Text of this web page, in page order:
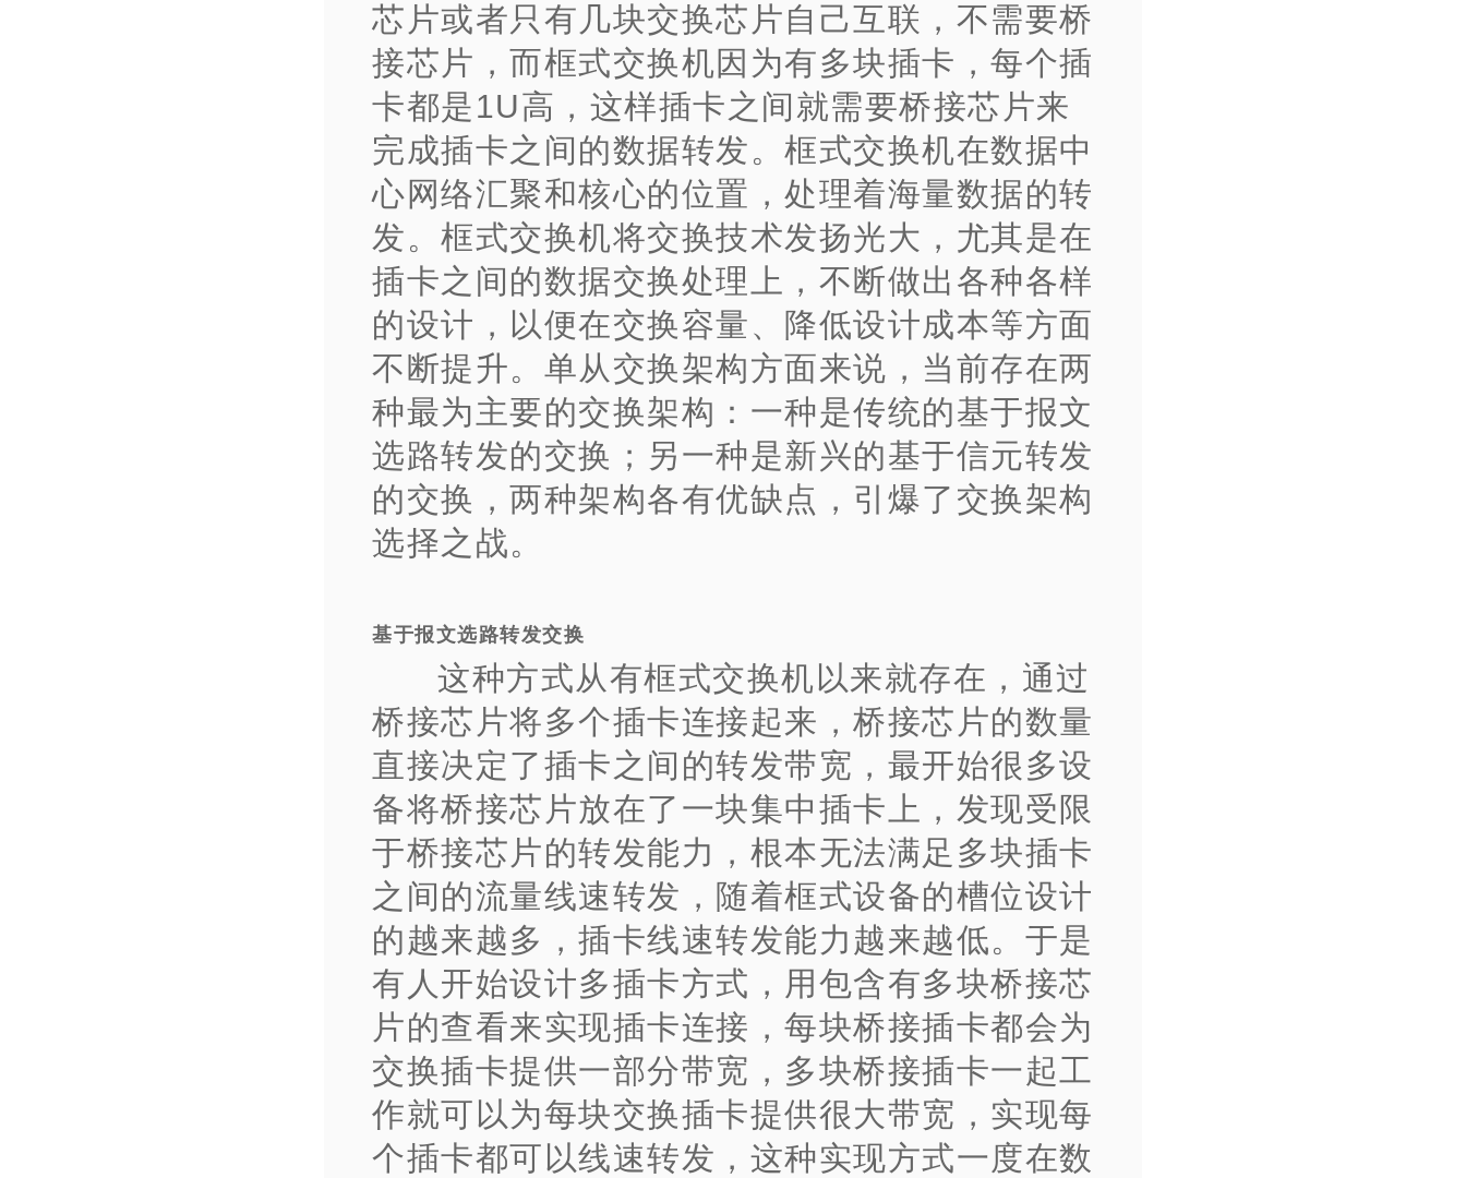
芯片或者只有几块交换芯片自己互联，不需要桥
接芯片，而框式交换机因为有多块插卡，每个插
卡都是1U高，这样插卡之间就需要桥接芯片来
完成插卡之间的数据转发。框式交换机在数据中
心网络汇聚和核心的位置，处理着海量数据的转
发。框式交换机将交换技术发扬光大，尤其是在
插卡之间的数据交换处理上，不断做出各种各样
的设计，以便在交换容量、降低设计成本等方面
不断提升。单从交换架构方面来说，当前存在两
种最为主要的交换架构：一种是传统的基于报文
选路转发的交换；另一种是新兴的基于信元转发
的交换，两种架构各有优缺点，引爆了交换架构
选择之战。
基于报文选路转发交换
这种方式从有框式交换机以来就存在，通过
桥接芯片将多个插卡连接起来，桥接芯片的数量
直接决定了插卡之间的转发带宽，最开始很多设
备将桥接芯片放在了一块集中插卡上，发现受限
于桥接芯片的转发能力，根本无法满足多块插卡
之间的流量线速转发，随着框式设备的槽位设计
的越来越多，插卡线速转发能力越来越低。于是
有人开始设计多插卡方式，用包含有多块桥接芯
片的查看来实现插卡连接，每块桥接插卡都会为
交换插卡提供一部分带宽，多块桥接插卡一起工
作就可以为每块交换插卡提供很大带宽，实现每
个插卡都可以线速转发，这种实现方式一度在数